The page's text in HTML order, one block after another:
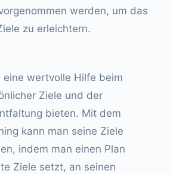
werden, um das
zu erleichtern.
eine wertvolle Hilfe beim
Ziele und der
bieten. Mit dem
kann man seine Ziele
indem man einen Plan
Ziele setzt, an seinen